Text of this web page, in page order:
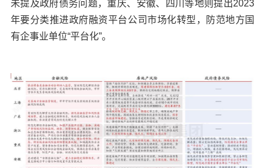
未提及政府债务问题，重庆、安徽、四川等地则提出2023
年要分类推进政府融资平台公司市场化转型，防范地方国
有企事业单位“平台化”。